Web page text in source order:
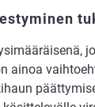
ainoa